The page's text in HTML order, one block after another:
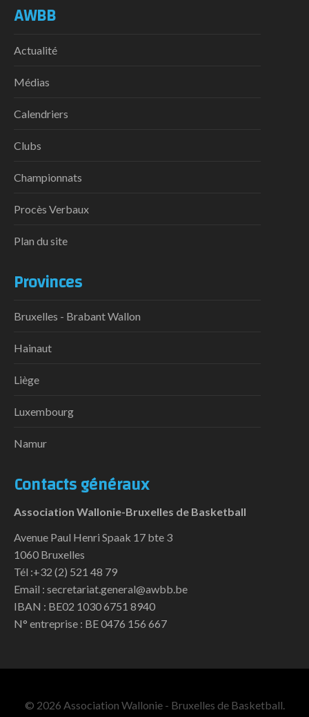
AWBB
Actualité
Médias
Calendriers
Clubs
Championnats
Procès Verbaux
Plan du site
Provinces
Bruxelles - Brabant Wallon
Hainaut
Liège
Luxembourg
Namur
Contacts généraux
Association Wallonie-Bruxelles de Basketball
Avenue Paul Henri Spaak 17 bte 3
1060 Bruxelles
Tél :+32 (2) 521 48 79
Email : secretariat.general@awbb.be
IBAN : BE02 1030 6751 8940
N° entreprise : BE 0476 156 667
© 2026 Association Wallonie - Bruxelles de Basketball.